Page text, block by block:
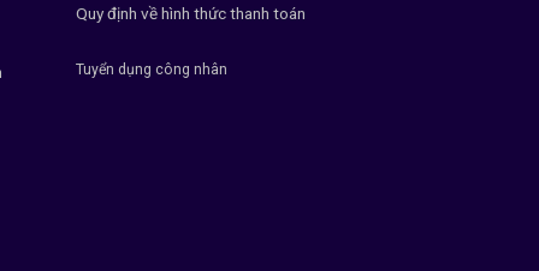
Quy định về hình thức thanh toán
Tuyển dụng công nhân